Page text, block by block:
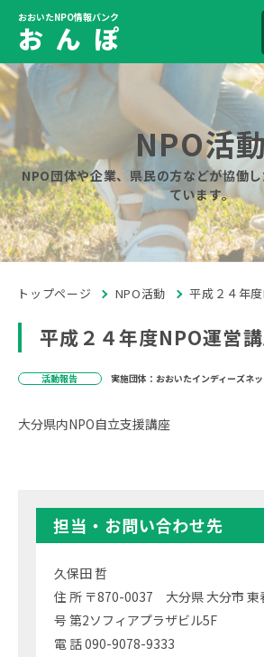
おおいたNPO情報バンク
お ん ぽ
NPO活
NPO団体や企業、県民の方などが協働
ています。
トップページ NPO活動 平成２４年
平成２４年度NPO運営
活動報告 実施団体：おおいたインディーズネ
大分県内NPO自立支援講座
担当・お問い合わせ先
久保田 哲
住 所 〒870-0037 大分県 大分市 東
号 第2ソフィアプラザビル5F
電 話 090-9078-9333